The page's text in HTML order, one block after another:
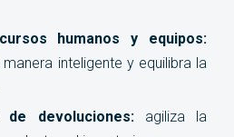
humanos y equipos:
inteligente y equilibra la
de devoluciones:agiliza la